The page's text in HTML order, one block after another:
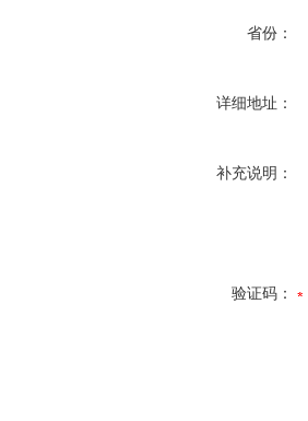
省份：
详细地址：
补充说明：
验证码：